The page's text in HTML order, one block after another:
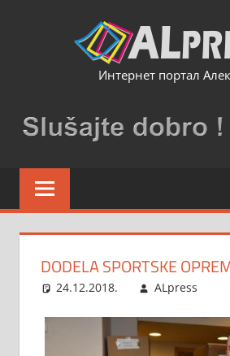
Интернет портал
DODELA SPORTSKE
24.12.2018. ALpress